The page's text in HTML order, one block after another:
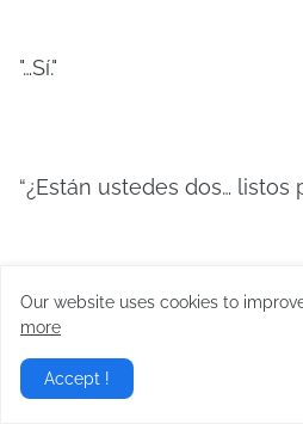
"…Sí."
“¿Están ustedes dos… listos
Ambas eran jóvenes en la
imposible que estuvieran
ya...
Our website uses cookies to
more
Accept !